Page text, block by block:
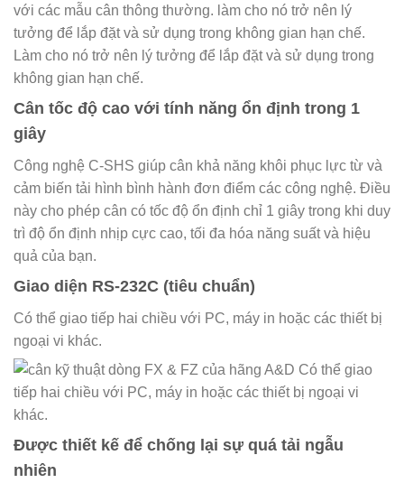
với các mẫu cân thông thường. làm cho nó trở nên lý
tưởng để lắp đặt và sử dụng trong không gian hạn chế.
Làm cho nó trở nên lý tưởng để lắp đặt và sử dụng trong
không gian hạn chế.
Cân tốc độ cao với tính năng ổn định trong 1
giây
Công nghệ C-SHS giúp cân khả năng khôi phục lực từ và
cảm biến tải hình bình hành đơn điểm các công nghệ. Điều
này cho phép cân có tốc độ ổn định chỉ 1 giây trong khi duy
trì độ ổn định nhịp cực cao, tối đa hóa năng suất và hiệu
quả của bạn.
Giao diện RS-232C (tiêu chuẩn)
Có thể giao tiếp hai chiều với PC, máy in hoặc các thiết bị
ngoại vi khác.
Được thiết kế để chống lại sự quá tải ngẫu
nhiên